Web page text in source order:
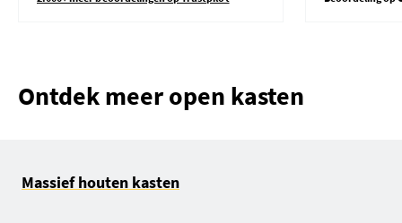
Ontdek meer open kasten
Massief houten kasten